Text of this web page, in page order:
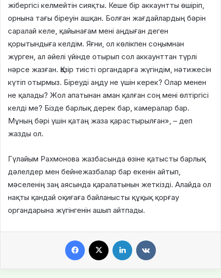
жібергісі келмейтін сияқты. Кеше бір аккаунтты өшіріп,
орнына тағы біреуін ашқан. Болған жағдайлардың бәрін
саралай келе, қайынағам мені аңдыған деген
қорытындыға келдім. Яғни, ол көлікпен соңымнан
жүрген, ал әйелі үйінде отырып сол аккаунттан түрлі
нәрсе жазған. Қазір тиісті органдарға жүгіндім, нәтижесін
күтіп отырмыз. Біреуді аңду не үшін керек? Олар менен
не қалады? Жол апатынан аман қалған соң мені өлтіргісі
келді ме? Бізде барлық дерек бар, камералар бар.
Мұның бәрі үшін қатаң жаза қарастырылған», – деп
жазды ол.
Гүлайым Рахмонова жазбасында өзіне қатысты барлық
дәлелдер мен бейнежазбалар бар екенін айтып,
мәселенің заң аясында қаралатынын жеткізді. Алайда ол
нақты қандай оқиғаға байланысты құқық қорғау
органдарына жүгінгенін ашып айтпады.